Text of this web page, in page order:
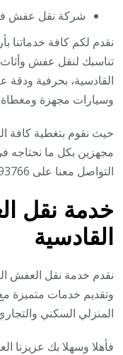
شركة نقل عفش في
نقدم لكم كافة
تناسبك لنقل عفش وأثاث
القادسية، بحرفية ودقة
وسيارات مجهزة
حيث نقوم بتغطية كافة
مجهزين بكل ما نحتاجه
التواصل معنا على 50993766.
خدمة نقل
القادسية
نقدم خدمة نقل العفش
وتقديم خدمات متميزة
المنزلي السكني
فأهلا وسهلا بك